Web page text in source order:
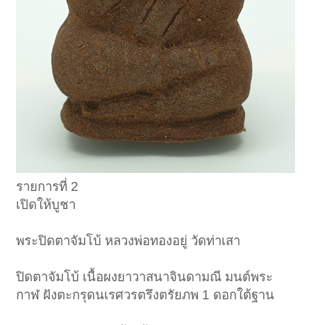
รายการที่ 2
เปิดให้บูชา
พระปิดตาจัมโบ้ หลวงพ่อทองอยู่ วัดท่าเสา
ปิดตาจัมโบ้ เนื้อผงยาวาสนาจินดามณี มนต์พระ
กาฬ ฝังตะกรุดนเรศวรตรึงตรัยภพ 1 ดอกใต้ฐาน